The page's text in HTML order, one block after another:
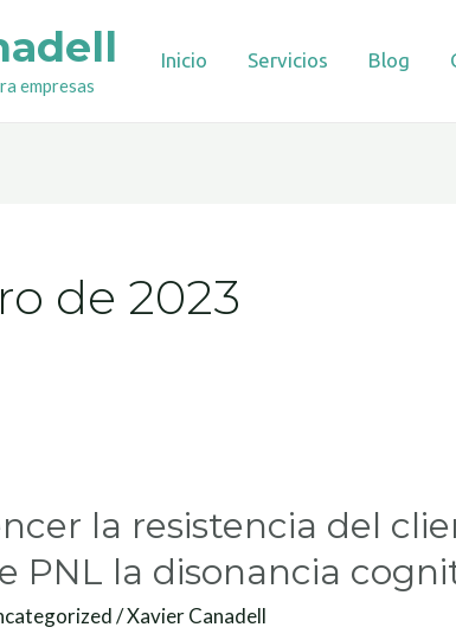
empresas
Inicio Servicios Blog
de 2023
la resistencia del
PNL la disonancia
/Xavier Canadell